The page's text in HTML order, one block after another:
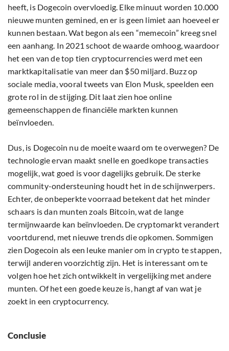
heeft, is Dogecoin overvloedig. Elke minuut worden 10.000
nieuwe munten gemined, en er is geen limiet aan hoeveel er
kunnen bestaan. Wat begon als een “memecoin” kreeg snel
een aanhang. In 2021 schoot de waarde omhoog, waardoor
het een van de top tien cryptocurrencies werd met een
marktkapitalisatie van meer dan $50 miljard. Buzz op
sociale media, vooral tweets van Elon Musk, speelden een
grote rol in de stijging. Dit laat zien hoe online
gemeenschappen de financiële markten kunnen
beïnvloeden.
Dus, is Dogecoin nu de moeite waard om te overwegen? De
technologie ervan maakt snelle en goedkope transacties
mogelijk, wat goed is voor dagelijks gebruik. De sterke
community-ondersteuning houdt het in de schijnwerpers.
Echter, de onbeperkte voorraad betekent dat het minder
schaars is dan munten zoals Bitcoin, wat de lange
termijnwaarde kan beïnvloeden. De cryptomarkt verandert
voortdurend, met nieuwe trends die opkomen. Sommigen
zien Dogecoin als een leuke manier om in crypto te stappen,
terwijl anderen voorzichtig zijn. Het is interessant om te
volgen hoe het zich ontwikkelt in vergelijking met andere
munten. Of het een goede keuze is, hangt af van wat je
zoekt in een cryptocurrency.
Conclusie